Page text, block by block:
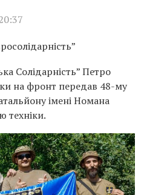
Солідарність” Петро
на фронт передав 48-му
імені Номана
техніки.